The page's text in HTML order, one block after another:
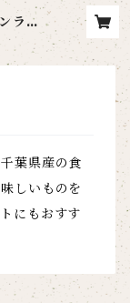
ライ
・ギ
葉県産の食
しいものを
にもおすす